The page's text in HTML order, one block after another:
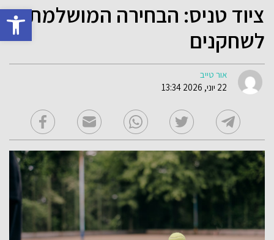
פתחציוד טניס: הבחירה המושלמת
לשחקנים
אור טייב
22 יוני, 2026 13:34